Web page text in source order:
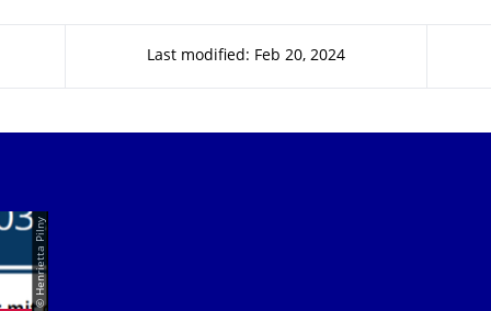
Last modified: Feb 20, 2024
© Henrietta Pilny